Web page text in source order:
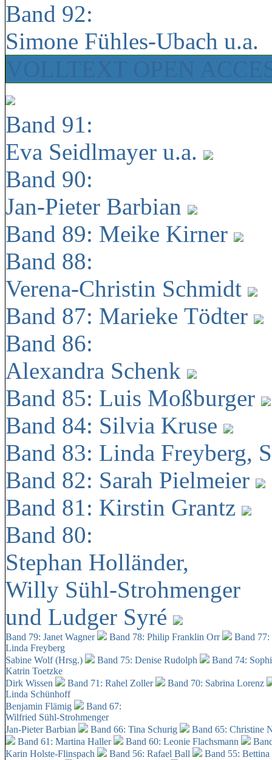
Band 92:
Simone Fühles-Ubach u.a.
Band 91:
Eva Seidlmayer u.a.
Band 90:
Jan-Pieter Barbian
Band 89: Meike Kirner
Band 88:
Verena-Christin Schmidt
Band 87: Marieke Tödter
Band 86:
Alexandra Schenk
Band 85: Luis Moßburger
Band 84: Silvia Kruse
Band 83: Linda Freyberg,
Band 82: Sarah Pielmeier
Band 81: Kirstin Grantz
Band 80:
Stephan Holländer,
Willy Sühl-Strohmenger
und Ludger Syré
Band 79: Janet Wagner Band 78: Philip Franklin Orr
Band
Linda Freyberg
Sabine Wolf (Hrsg.)
Band 75: Denise Rudolph
Band 74:
Katrin Toetzke
Dirk Wissen
Band 71: Rahel Zoller
Band 70: Sabrina Lorenz
Linda Schünhoff
Benjamin Flämig
Band 67:
Wilfried Sühl-Strohmenger
Jan-Pieter Barbian
Band 66: Tina Schurig
Band 65: Christine
Band 61: Martina Haller
Band 60: Leonie Flachsmann
Karin Holste-Flinspach
Band 56: Rafael Ball
Band 55: